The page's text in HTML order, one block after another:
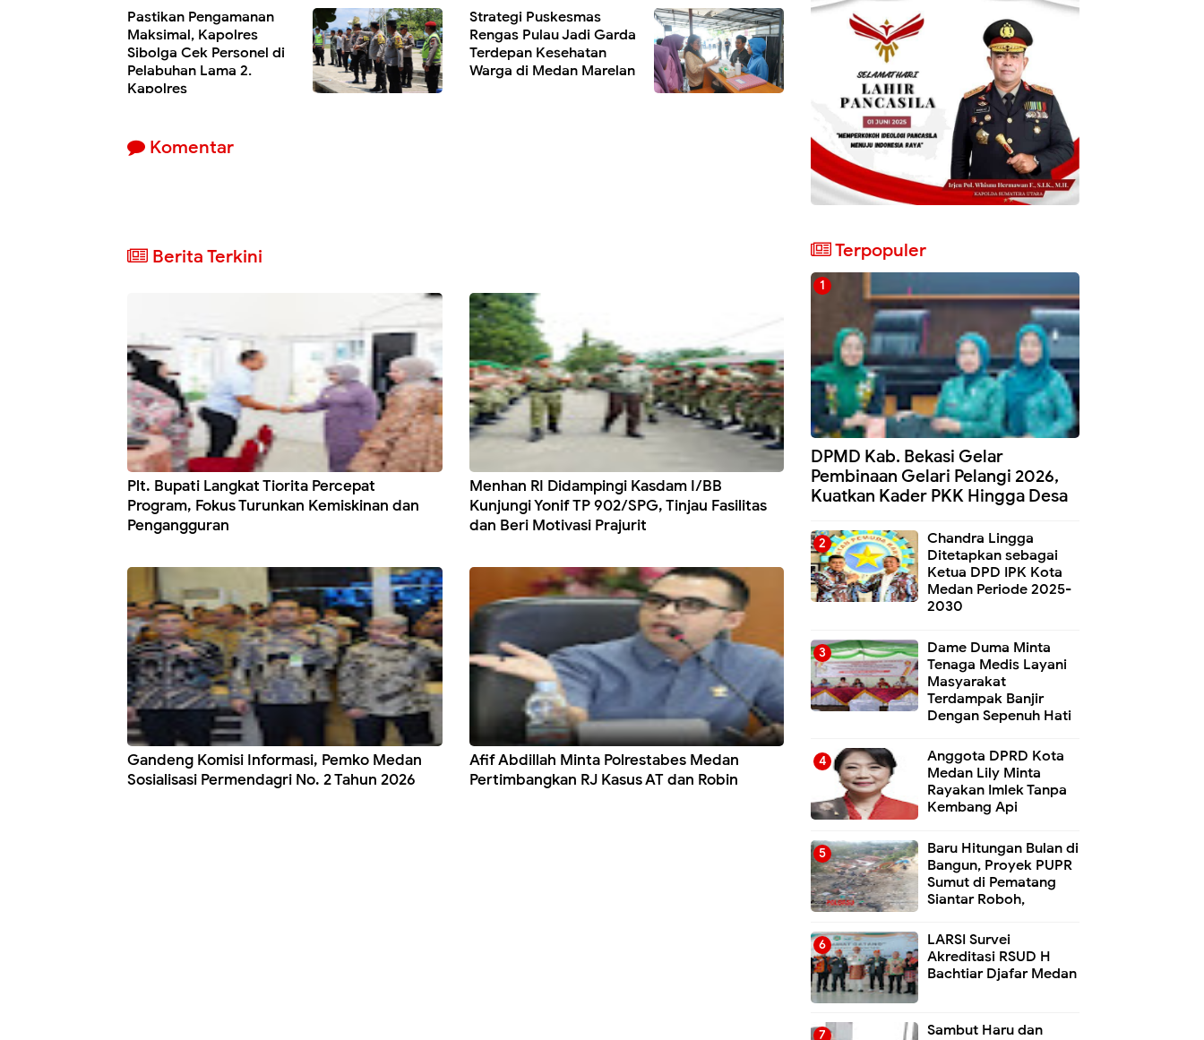
Pastikan Pengamanan
Maksimal, Kapolres
Sibolga Cek Personel di
Pelabuhan Lama 2.
Kapolres
Strategi Puskesmas
Rengas Pulau Jadi Garda
Terdepan Kesehatan
Warga di Medan Marelan
Komentar
Berita Terkini
Plt. Bupati Langkat Tiorita Percepat
Program, Fokus Turunkan Kemiskinan dan
Pengangguran
Menhan RI Didampingi Kasdam I/BB
Kunjungi Yonif TP 902/SPG, Tinjau Fasilitas
dan Beri Motivasi Prajurit
Gandeng Komisi Informasi, Pemko Medan
Sosialisasi Permendagri No. 2 Tahun 2026
Afif Abdillah Minta Polrestabes Medan
Pertimbangkan RJ Kasus AT dan Robin
Terpopuler
DPMD Kab. Bekasi Gelar
Pembinaan Gelari Pelangi 2026,
Kuatkan Kader PKK Hingga Desa
Chandra Lingga
Ditetapkan sebagai
Ketua DPD IPK Kota
Medan Periode 2025-
2030
Dame Duma Minta
Tenaga Medis Layani
Masyarakat
Terdampak Banjir
Dengan Sepenuh Hati
Anggota DPRD Kota
Medan Lily Minta
Rayakan Imlek Tanpa
Kembang Api
Baru Hitungan Bulan di
Bangun, Proyek PUPR
Sumut di Pematang
Siantar Roboh,
LARSI Survei
Akreditasi RSUD H
Bachtiar Djafar Medan
Sambut Haru dan